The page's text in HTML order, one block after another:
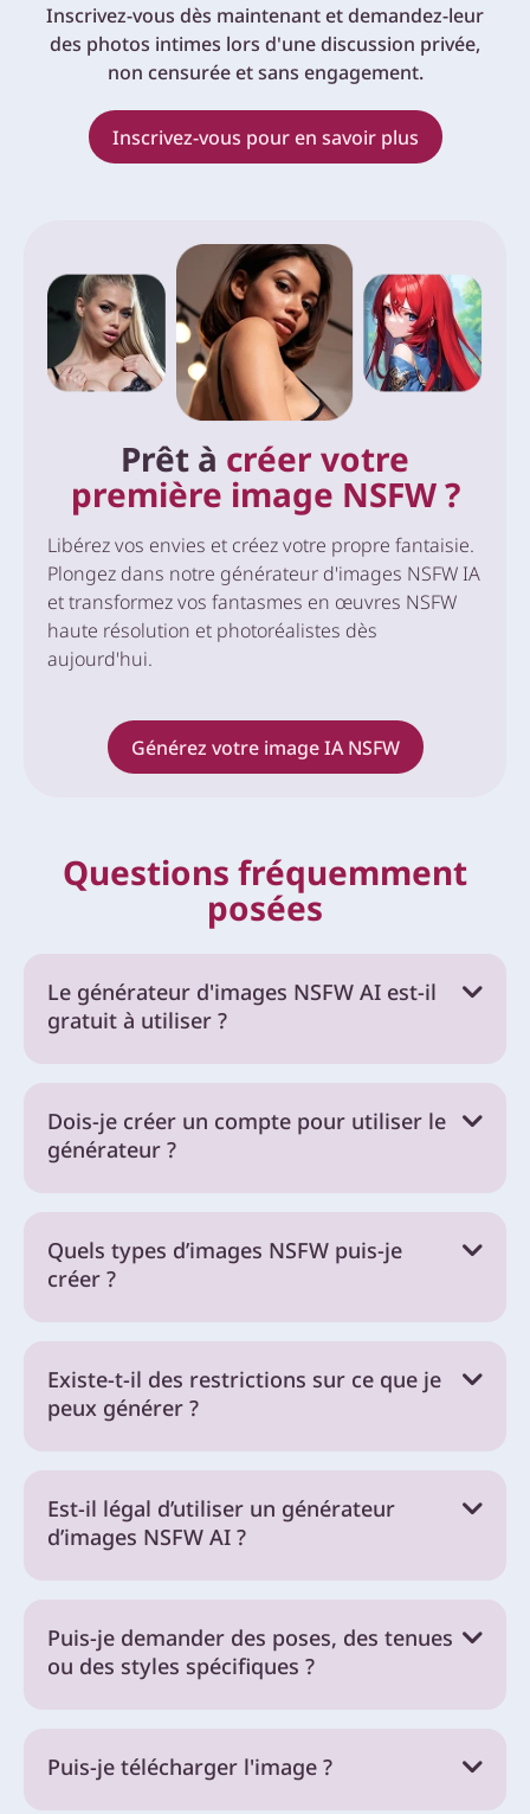
Inscrivez-vous dès maintenant et demandez-leur
des photos intimes lors d'une discussion privée,
non censurée et sans engagement.
Inscrivez-vous pour en savoir plus
Prêt à créer votre
première image NSFW ?
Libérez vos envies et créez votre propre fantaisie.
Plongez dans notre générateur d'images NSFW IA
et transformez vos fantasmes en œuvres NSFW
haute résolution et photoréalistes dès
aujourd'hui.
Générez votre image IA NSFW
Questions fréquemment
posées
Le générateur d'images NSFW AI est-il
gratuit à utiliser ?
Dois-je créer un compte pour utiliser le
générateur ?
Quels types d’images NSFW puis-je
créer ?
Existe-t-il des restrictions sur ce que je
peux générer ?
Est-il légal d’utiliser un générateur
d’images NSFW AI ?
Puis-je demander des poses, des tenues
ou des styles spécifiques ?
Puis-je télécharger l'image ?